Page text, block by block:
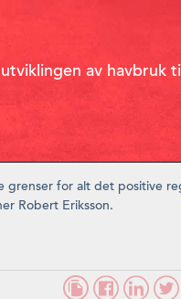
av havbruk
for alt det positive
Robert Eriksson.